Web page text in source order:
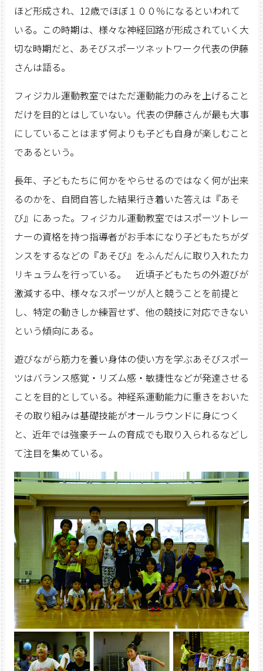
ほど形成され、12歳でほぼ１００％になるといわれて
いる。この時期は、様々な神経回路が形成されていく大
切な時期だと、あそびスポーツネットワーク代表の伊藤
さんは語る。
フィジカル運動教室ではただ運動能力のみを上げること
だけを目的とはしていない。代表の伊藤さんが最も大事
にしていることはまず何よりも子ども自身が楽しむこと
であるという。
長年、子どもたちに何かをやらせるのではなく何が出来
るのかを、自問自答した結果行き着いた答えは『あそ
び』にあった。フィジカル運動教室ではスポーツトレー
ナーの資格を持つ指導者がお手本になり子どもたちがダ
ンスをするなどの『あそび』をふんだんに取り入れたカ
リキュラムを行っている。 近頃子どもたちの外遊びが
激減する中、様々なスポーツが人と競うことを前提と
し、特定の動きしか練習せず、他の競技に対応できない
という傾向にある。
遊びながら筋力を養い身体の使い方を学ぶあそびスポー
ツはバランス感覚・リズム感・敏捷性などが発達させる
ことを目的としている。神経系運動能力に重きをおいた
その取り組みは基礎技能がオールラウンドに身につく
と、近年では強豪チームの育成でも取り入られるなどし
て注目を集めている。